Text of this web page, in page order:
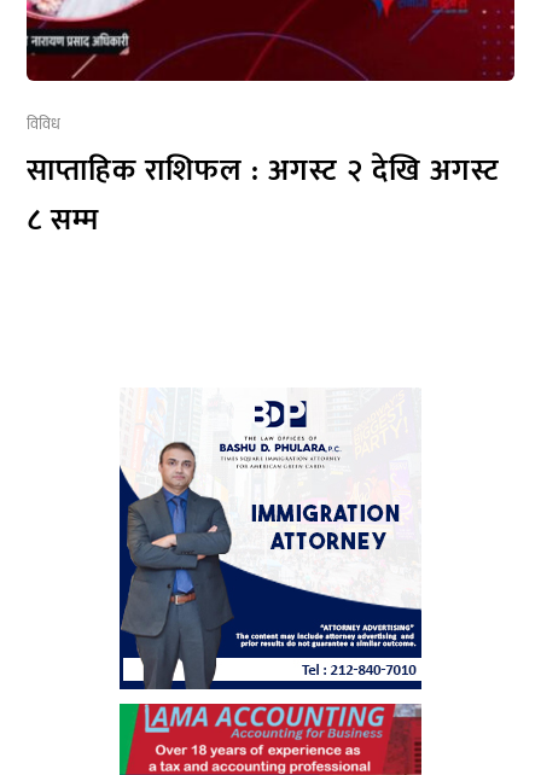
विविध
साप्ताहिक राशिफल : अगस्ट २ देखि अगस्ट
८ सम्म